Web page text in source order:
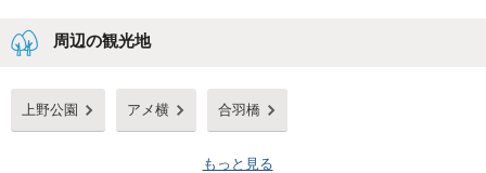
周辺の観光地
上野公園 アメ横 合羽橋
もっと見る